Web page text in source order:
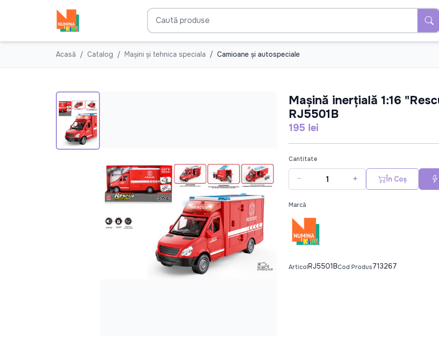
Acasă Catalog Mașini și tehnica speciala Camioane şi autospeciale
Mașină inerțială 1:16
RJ5501B
195 lei
Cantitate
În Coș
Marcă
ArticolRJ5501BCod Produs713267